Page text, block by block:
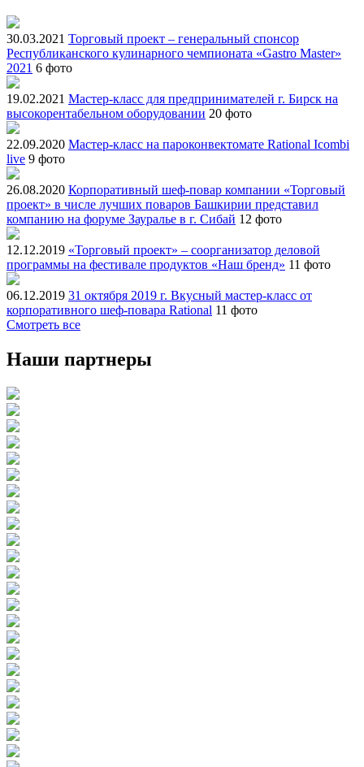
30.03.2021 Торговый проект – генеральный спонсор
Республиканского кулинарного чемпионата «Gastro Master»
2021 6 фото
19.02.2021 Мастер-класс для предпринимателей г. Бирск на
высокорентабельном оборудовании 20 фото
22.09.2020 Мастер-класс на пароконвектомате Rational Icombi
live 9 фото
26.08.2020 Корпоративный шеф-повар компании «Торговый
проект» в числе лучших поваров Башкирии представил
компанию на форуме Зауралье в г. Сибай 12 фото
12.12.2019 «Торговый проект» – соорганизатор деловой
программы на фестивале продуктов «Наш бренд» 11 фото
06.12.2019 31 октября 2019 г. Вкусный мастер-класс от
корпоративного шеф-повара Rational 11 фото
Смотреть все
Наши партнеры